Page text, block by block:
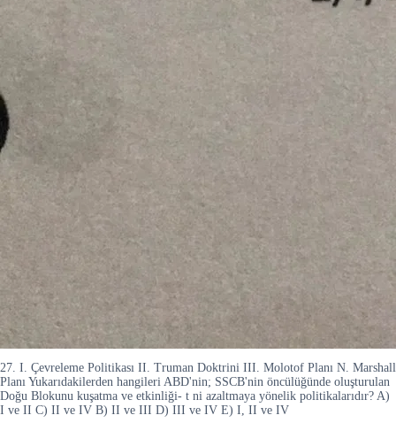
27. I. Çevreleme Politikası II. Truman Doktrini III. Molotof Planı N. Marshall
Planı Yukarıdakilerden hangileri ABD'nin; SSCB'nin öncülüğünde oluşturulan
Doğu Blokunu kuşatma ve etkinliği- t ni azaltmaya yönelik politikalarıdır? A)
I ve II C) II ve IV B) II ve III D) III ve IV E) I, II ve IV